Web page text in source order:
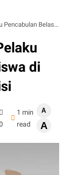
di Tangsel Ditangkap Polisi
di
1 min
read
A
A